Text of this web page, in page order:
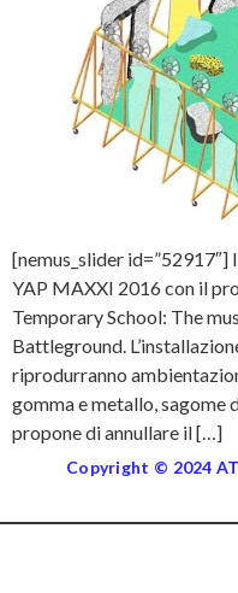
[nemus_slider
YAP MAXXI 2016 con il
Temporary School: The
Battleground.
riprodurranno
gomma e metallo, sagome
propone di annullare il […]
Copyright © 2024